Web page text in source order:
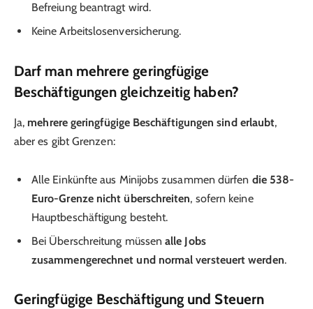
Befreiung beantragt wird.
Keine Arbeitslosenversicherung.
Darf man mehrere geringfügige
Beschäftigungen gleichzeitig haben?
Ja, mehrere geringfügige Beschäftigungen sind erlaubt,
aber es gibt Grenzen:
Alle Einkünfte aus Minijobs zusammen dürfen die 538-
Euro-Grenze nicht überschreiten, sofern keine
Hauptbeschäftigung besteht.
Bei Überschreitung müssenalle Jobs
zusammengerechnet und normal versteuert werden.
Geringfügige Beschäftigung und Steuern